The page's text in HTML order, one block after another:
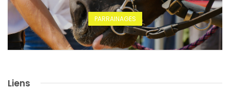
PARRAINAGES
Liens